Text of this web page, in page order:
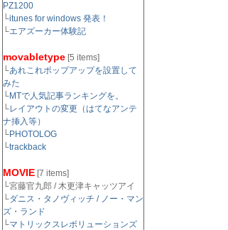
PZ1200
└itunes for windows 発表！
└エアズーカー体験記
movabletype [5 items]
└あれこれポップアップを設置して
みた
└MTで人気記事ランキングを。
└レイアウトの変更（はてなアンテ
ナ挿入等）
└PHOTOLOG
└trackback
MOVIE [7 items]
└宮藤官九郎 / 木更津キャッツアイ
└ダニス・タノヴィッチ / ノー・マン
ズ・ランド
└マトリックスレボリューションズ